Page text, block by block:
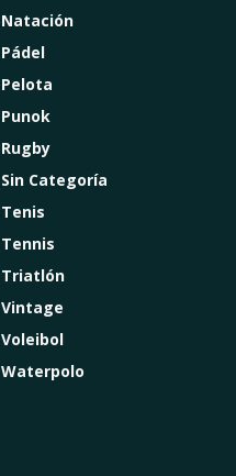
Natación
Pádel
Pelota
Punok
Rugby
Sin Categoría
Tenis
Tennis
Triatlón
Vintage
Voleibol
Waterpolo